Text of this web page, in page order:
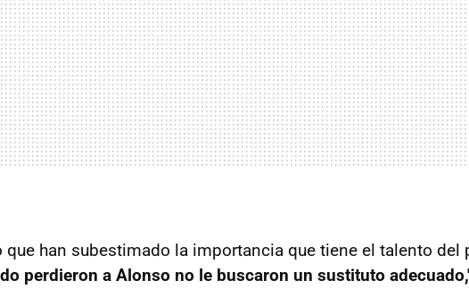
que han subestimado la importancia que tiene el talento del
perdieron a Alonso no le buscaron un sustituto